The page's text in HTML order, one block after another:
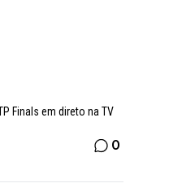
Finals em direto na TV
0